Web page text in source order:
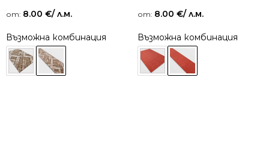
от: 8.00 €/ л.м.
Възможна комбинация
от: 8.00 €/ л.м.
Възможна комбинация